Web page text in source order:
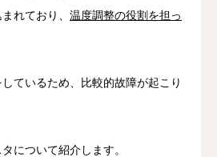
れており、 温度調整の役割を担っ
ているため、比較的故障が起こり
について紹介します。